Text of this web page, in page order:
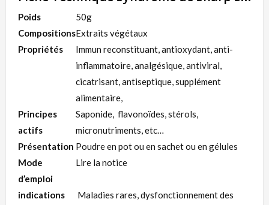
Poids
50g
CompositionsExtraits végétaux
Propriétés
Immun reconstituant, antioxydant, anti-
inflammatoire, analgésique, antiviral,
cicatrisant, antiseptique, supplément
alimentaire,
Principes
actifs
Saponide, flavonoïdes, stérols,
micronutriments, etc…
Présentation Poudre en pot ou en sachet ou en gélules
Mode
d’emploi
Lire la notice
indications
Maladies rares, dysfonctionnement des